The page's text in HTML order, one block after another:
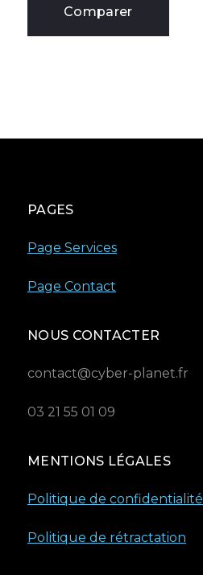
Comparer
PAGES
Page Services
Page Contact
NOUS CONTACTER
contact@cyber-planet.fr
03 21 55 01 09
MENTIONS LÉGALES
Politique de confidentialité
Politique de rétractation